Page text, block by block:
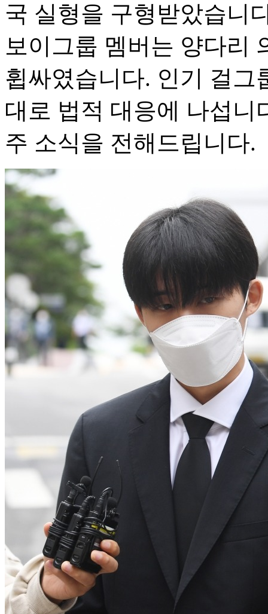
국 실형을 구형받았습니
보이그룹 멤버는 양다리
휩싸였습니다. 인기 걸그
대로 법적 대응에 나섭니
주 소식을 전해드립니다.